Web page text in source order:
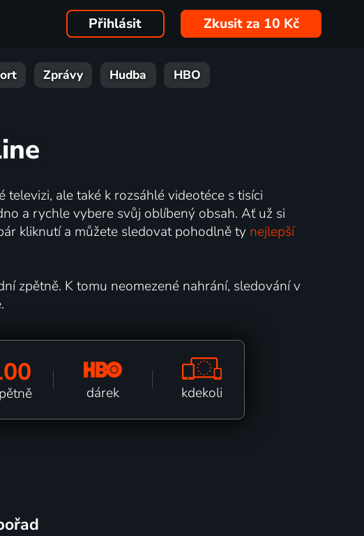
Přihlásit Zkusit za 10 Kč
Zprávy Hudba HBO
ale také k rozsáhlé videotéce s tisíci
a rychle vybere svůj oblíbený obsah. Ať už si
kliknutí a můžete sledovat pohodlně ty nejlepší
zpětně. K tomu neomezené nahrání, sledování v
dárek kdekoli